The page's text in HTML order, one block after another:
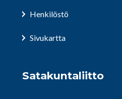
Henkilöstö
Sivukartta
Satakuntaliitto